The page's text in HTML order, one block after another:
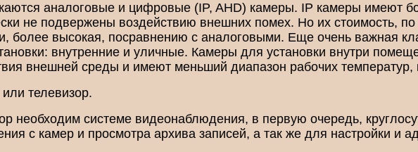
аналоговые и цифровые (IP, AHD) камеры. IP камеры имеют
не подвержены воздействию внешних помех. Но их стоимость,
более высокая, посравнению с аналоговыми. Еще очень важная
внутренние и уличные. Камеры для установки внутри
внешней среды и имеют меньший диапазон рабочих
телевизор.
необходим системе видеонаблюдения, в первую очередь,
с камер и просмотра архива записей, а так же для настройки и